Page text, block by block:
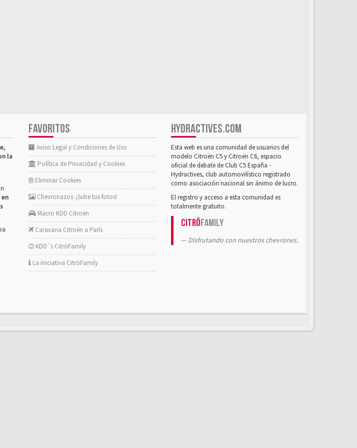
la
en
FAVORITOS
Aviso Legal y Condiciones de Uso
Política de Privacidad y Cookies
Eliminar Cookies
Chevronazos: ¡Sube tus fotos!
Macro KDD Citroën
Caravana Citroën a París
KDD´s CitröFamily
La iniciativa CitröFamily
HYDRACTIVES.COM
Esta web es una comunidad de usuarios del
modelo Citroën C5 y Citroën C6, espacio
oficial de debate de Club C5 España -
Hydractives, club automovilístico registrado
como asociación nacional sin ánimo de lucro.
El registro y acceso a esta comunidad es
totalmente gratuito.
CitröFamily
Disfrutando con nuestros chevrones.